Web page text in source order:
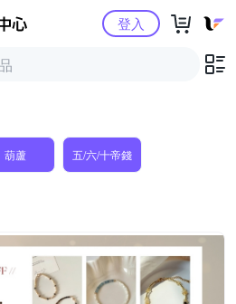
Yahoo購物中心登入
葫蘆 五/六/十帝錢